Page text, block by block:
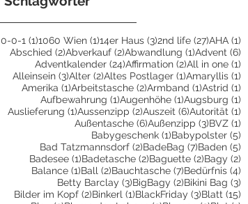
0-0-1 (1)1 Beitrag
1060 Wien (1)1 Beitrag
14er Haus (3)3 Beiträge
2nd life (27)27
AHA (1)
Abschied (2)2 Beiträge
Abverkauf (2)2 Beiträge
Abwandlung (1)1 Beitrag
Advent (6)
Adventkalender (24)24 Beiträge
Affirmation (2)2 Beiträge
All in one (1)
Alleinsein (3)3 Beiträge
Alter (2)2 Beiträge
Altes Postlager (1)1 Beitrag
Amaryllis (1)
Amerika (1)1 Beitrag
Arbeitstasche (2)2 Beiträge
Armband (1)1 Beitrag
Astrid (1)
Aufbewahrung (1)1 Beitrag
Augenhöhe (1)1 Beitrag
Augsburg (1)
Auslieferung (1)1 Beitrag
Aussenzipp (2)2 Beiträge
Auszeit (6)6 Beiträge
Autorität (1)
Außentasche (6)6 Beiträge
Außenzipp (3)3 Beiträge
BVZ (1)
Babygeschenk (1)1 Beitrag
Babypolster (5)
Bad Tatzmannsdorf (2)2 Beiträge
BadeBag (7)7 Beiträge
Baden (5)
Badesee (1)1 Beitrag
Badetasche (2)2 Beiträge
Baguette (2)2 Beiträge
Bagy (2)
Balance (1)1 Beitrag
Ball (2)2 Beiträge
Bauchtasche (7)7 Beiträge
Bedürfnis (4)
Betty Barclay (3)3 Beiträge
BigBagy (2)2 Beiträge
Bikini Bag (3)
Bilder im Kopf (2)2 Beiträge
Binkerl (1)1 Beitrag
BlackFriday (3)3 Beiträge
Blatt (15)